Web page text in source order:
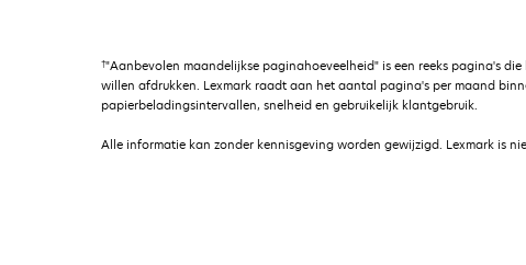
†"Aanbevolen maandelijkse paginahoeveelheid" is een reeks pagina's
willen afdrukken. Lexmark raadt aan het aantal pagina's per maand
papierbeladingsintervallen, snelheid en gebruikelijk klantgebruik.
Alle informatie kan zonder kennisgeving worden gewijzigd. Lexmark is